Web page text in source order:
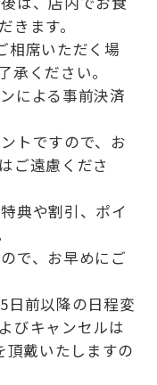
きます。
相席いただく場
承ください。
による事前決済
トですので、お
ご遠慮くださ
典や割引、ポイ
で、お早めにご
日前以降の日程変
びキャンセルは
頂戴いたしますの